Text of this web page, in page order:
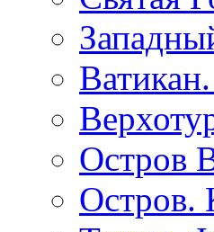
Остров
Остров.